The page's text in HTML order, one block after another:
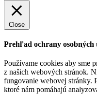
Close
Prehľad ochrany osobných
Používame cookies aby sme
z našich webových stránok.
fungovanie webovej stránky.
ktoré nám pomáhajú